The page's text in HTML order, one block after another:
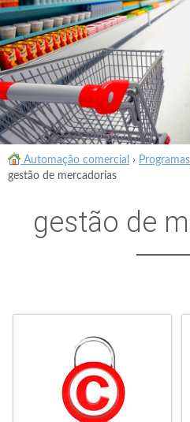
Automação comercial ›
gestão de mercadorias
gestão de